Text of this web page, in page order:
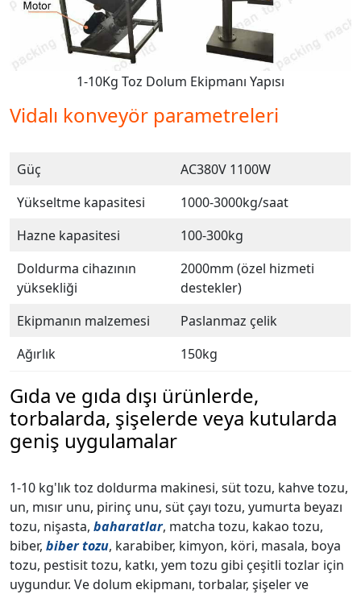
1-10Kg Toz Dolum Ekipmanı Yapısı
Vidalı konveyör parametreleri
Güç
AC380V 1100W
Yükseltme kapasitesi
1000-3000kg/saat
Hazne kapasitesi
100-300kg
Doldurma cihazının
yüksekliği
2000mm (özel hizmeti
destekler)
Ekipmanın malzemesi
Paslanmaz çelik
Ağırlık
150kg
Gıda ve gıda dışı ürünlerde,
torbalarda, şişelerde veya kutularda
geniş uygulamalar
1-10 kg'lık toz doldurma makinesi, süt tozu, kahve tozu,
un, mısır unu, pirinç unu, süt çayı tozu, yumurta beyazı
tozu, nişasta, baharatlar, matcha tozu, kakao tozu,
biber, biber tozu, karabiber, kimyon, köri, masala, boya
tozu, pestisit tozu, katkı, yem tozu gibi çeşitli tozlar için
uygundur. Ve dolum ekipmanı, torbalar, şişeler ve